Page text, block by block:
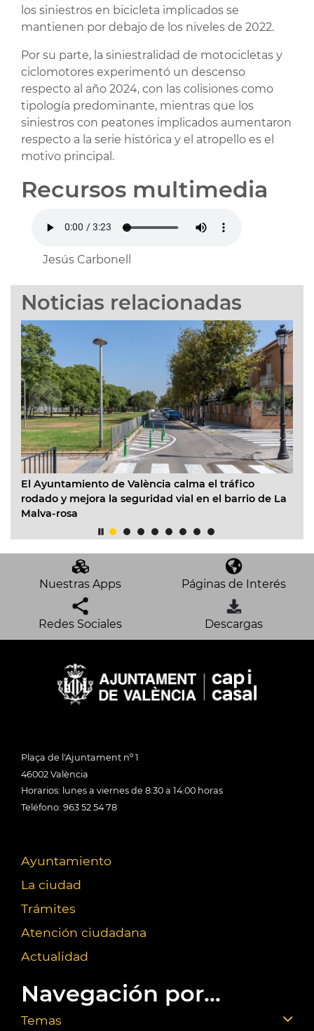
los siniestros en bicicleta implicados se
mantienen por debajo de los niveles de 2022.
Por su parte, la siniestralidad de motocicletas y
ciclomotores experimentó un descenso
respecto al año 2024, con las colisiones como
tipología predominante, mientras que los
siniestros con peatones implicados aumentaron
respecto a la serie histórica y el atropello es el
motivo principal.
Recursos multimedia
Jesús Carbonell
Noticias relacionadas
de València calma el tráfico
la seguridad vial en el barrio de La
EMT València
facilitar los
Nuestras Apps Páginas de Interés
Redes Sociales Descargas
Plaça de l'Ajuntament nº 1
46002 València
Horarios: lunes a viernes de 8:30 a 14:00 horas
Teléfono: 963 52 54 78
Ayuntamiento
La ciudad
Trámites
Atención ciudadana
Actualidad
Navegación por...
Temas